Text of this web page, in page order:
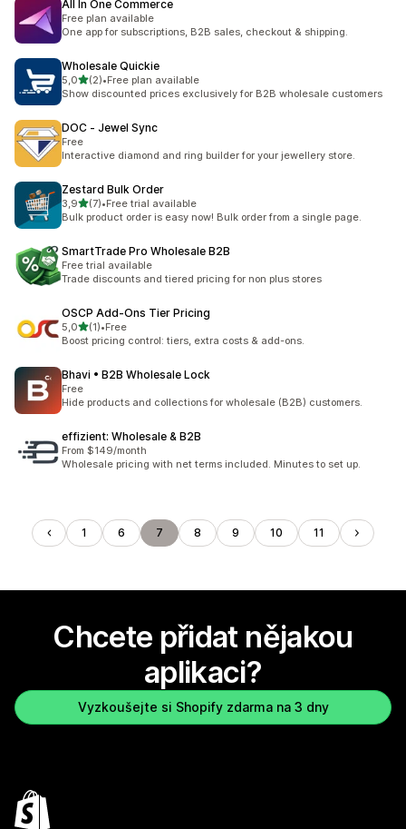
All In One Commerce
Free plan available
One app for subscriptions, B2B sales, checkout & shipping.
Wholesale Quickie
5,0z 5 hvězd
(2)
Celkový počet recenzí: 2
•Free plan available
Show discounted prices exclusively for B2B wholesale customers
DOC ‑ Jewel Sync
Free
Interactive diamond and ring builder for your jewellery store.
Zestard Bulk Order
3,9z 5 hvězd
(7)
Celkový počet recenzí: 7
•Free trial available
Bulk product order is easy now! Bulk order from a single page.
SmartTrade Pro Wholesale B2B
Free trial available
Trade discounts and tiered pricing for non plus stores
OSCP Add‑Ons Tier Pricing
5,0z 5 hvězd
(1)
Celkový počet recenzí: 1
•Free
Boost pricing control: tiers, extra costs & add-ons.
Bhavi • B2B Wholesale Lock
Free
Hide products and collections for wholesale (B2B) customers.
effizient: Wholesale & B2B
From $149/month
Wholesale pricing with net terms included. Minutes to set up.
1 6 7 8 9 10 11
Chcete přidat nějakou
aplikaci?
Vyzkoušejte si Shopify zdarma na 3 dny